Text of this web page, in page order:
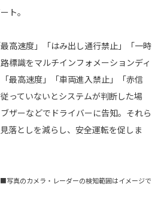
ト。
高速度」「はみ出し通行禁止」「一時
標識をマルチインフォメーションディ
最高速度」「車両進入禁止」「赤信
っていないとシステムが判断した場
ザーなどでドライバーに告知。それら
落としを減らし、安全運転を促しま
真のカメラ・レーダーの検知範囲はイメージで